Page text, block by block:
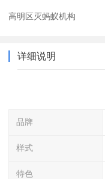
高明区灭蚂蚁机构
详细说明
品牌
样式
特色